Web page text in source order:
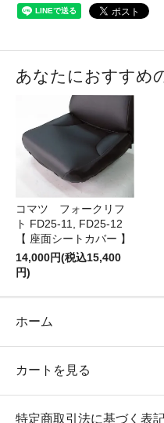
あなたにおすすめ
コマツ フォークリフ
ト FD25-11, FD25-12
【 座面シートカバー 】
14,000円(税込15,400
円)
ホーム
カートを見る
特定商取引法に基づく表